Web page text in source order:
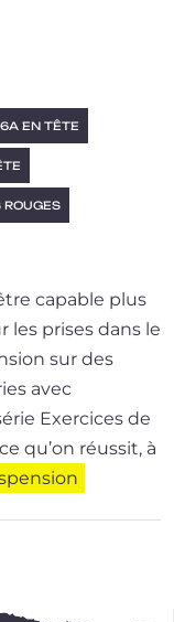
EN TÊTE
ROUGES
capable plus
les prises dans le
sur des
avec
Exercices de
qu’on réus­sit, à